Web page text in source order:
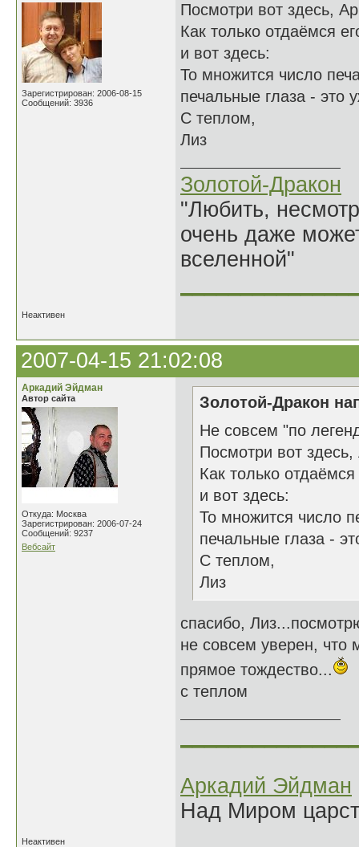
Зарегистрирован: 2006-08-15
Сообщений: 3936
Посмотри вот здесь,
Как только отдаёмся
и вот здесь:
То множится число
печальные глаза - это
С теплом,
Лиз
Золотой-Дракон
"Любить,
очень даже
вселенной"
Неактивен
2007-04-15 21:02:08
Аркадий Эйдман
Автор сайта
Откуда: Москва
Зарегистрирован: 2006-07-24
Сообщений: 9237
Вебсайт
Золотой-Дракон
Не совсем "по
Посмотри вот
Как только
и вот здесь:
То множится число
печальные глаза -
С теплом,
Лиз
спасибо,
не совсем уверен, что
прямое тождество...
с теплом
Аркадий Эйдман
Над Миром
Неактивен